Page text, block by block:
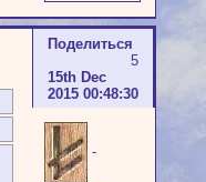
Поделиться
5
15th Dec
2015 00:48:30
-